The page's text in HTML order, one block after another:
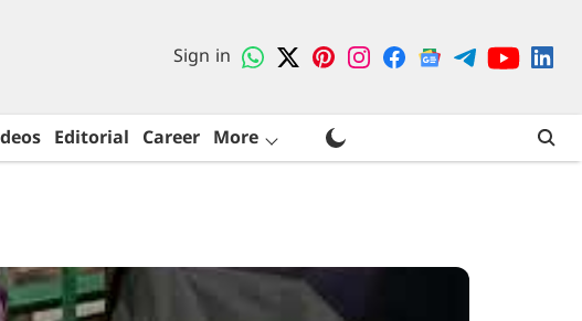
Sign in
Editorial Career More